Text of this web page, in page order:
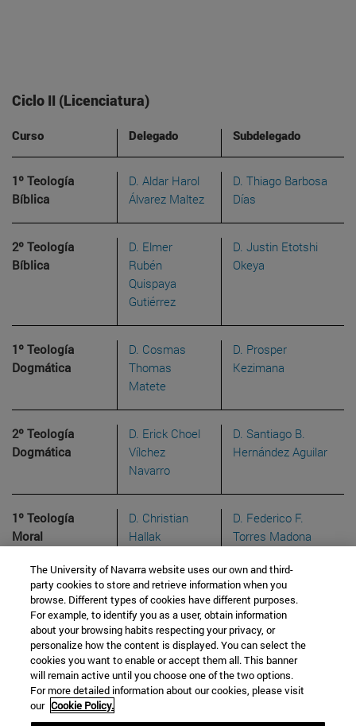
Ciclo II (Licenciatura)
Curso Delegado Subdelegado
1º Teología
Bíblica
D. Aldar Harol
Álvarez Maltez
D. Thiago Barbosa
Días
2º Teología
Bíblica
D. Elmer
Rubén
Quispaya
Gutiérrez
D. Justin Etotshi
Okeya
1º Teología
Dogmática
D. Cosmas
Thomas
Matete
D. Prosper
Kezimana
2º Teología
Dogmática
D. Erick Choel
Vílchez
Navarro
D. Santiago B.
Hernández Aguilar
1º Teología
Moral
D. Christian
Hallak
D. Federico F.
Torres Madona
2º Teología
Moral
D. Mateusz
Tomasz Bugno
D. José Ángel
Salazar Cruz
The University of Navarra website uses our own and third-
party cookies to store and retrieve information when you
browse. Different types of cookies have different purposes.
For example, to identify you as a user, obtain information
about your browsing habits respecting your privacy, or
personalize how the content is displayed. You can select the
cookies you want to enable or accept them all. This banner
will remain active until you choose one of the two options.
For more detailed information about our cookies, please visit
our Cookie Policy.